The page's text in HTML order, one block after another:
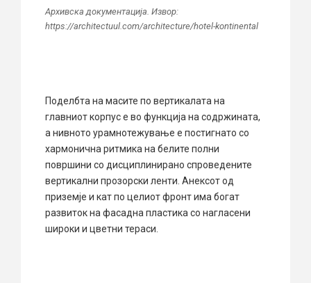
Архивска документација. Извор:
https://architectuul.com/architecture/hotel-kontinental
Поделбта на масите по вертикалата на
главниот корпус е во функција на содржината,
а нивното урамнотежување е постигнато со
хармонична ритмика на белите полни
површини со дисциплинирано спроведените
вертикални прозорски ленти. Анексот од
приземје и кат по целиот фронт има богат
развиток на фасадна пластика со нагласени
широки и цветни тераси.